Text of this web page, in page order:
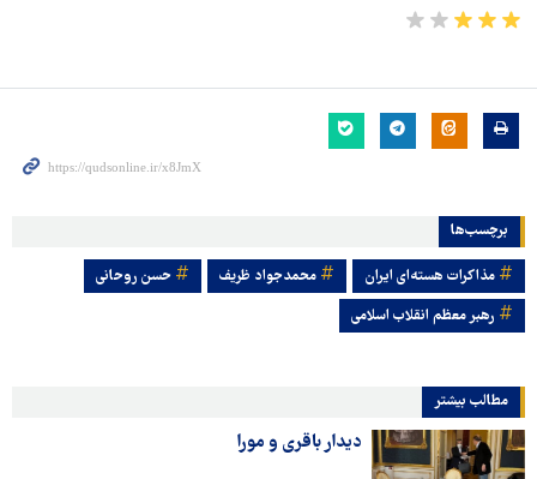
برچسب‌ها
مذاکرات هسته‌ای ایران محمدجواد ظریف
حسن روحانی
رهبر معظم انقلاب اسلامی
مطالب بیشتر
دیدار باقری و مورا